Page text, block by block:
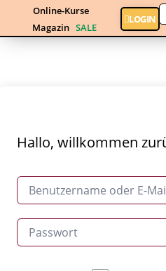
Online-Kurse
Magazin SALE
LOGIN
Hallo, willkommen